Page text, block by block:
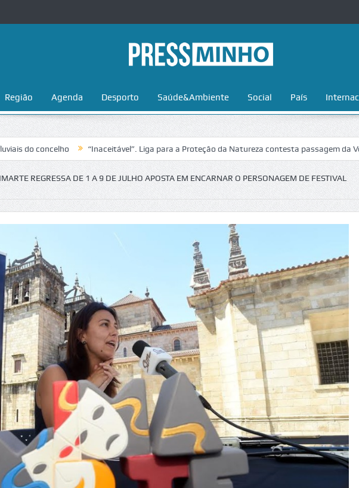
Região Agenda Desporto Saúde&Ambiente Social País
“Inaceitável”. Liga para a Proteção da Natureza contesta passagem da Volta a
REGRESSA DE 1 A 9 DE JULHO APOSTA EM ENCARNAR O PERSONAGEM DE FESTIVAL